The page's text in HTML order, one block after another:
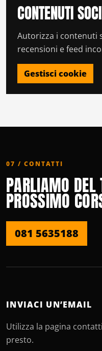
CONTENUTI
Autorizza i contenuti
recensioni e feed
Gestisci cookie
07 / CONTATTI
PARLIAMO DEL
PROSSIMO
081 5635188
INVIACI UN’EMAIL
Utilizza la pagina
presto.